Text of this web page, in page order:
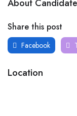
About Candidate
Share this post
Facebook
Location